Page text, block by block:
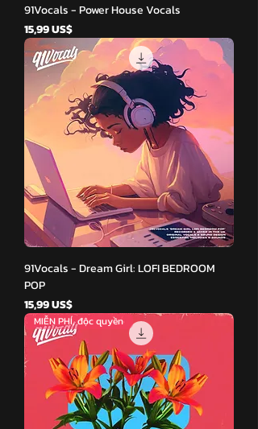
91Vocals - Power House Vocals
Giá
15,99 US$
91Vocals - Dream Girl: LOFI BEDROOM
POP
Giá
15,99 US$
MIỄN PHÍ, độc quyền